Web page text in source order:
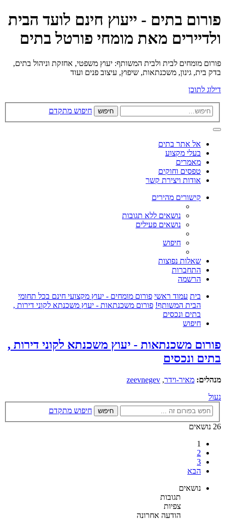
פורום בתים - ייעוץ חינם לועד הבית
ולדיירים מאת מומחי פורטל בתים
פורום מומחים לבית ולבית המשותף: יעוץ משפטי, אחזקת וניהול בתים,
בדק בית, גינון, משכנתאות, שיפוץ, עיצוב פנים ועוד
דילוג לתוכן
חיפוש חיפוש מתקדם
אל אתר בתים
בעלי מקצוע
מאמרים
טפסים וחוקים
אודות ויצירת קשר
קישורים מהירים
נושאים ללא תגובות
נושאים פעילים
חיפוש
שאלות נפוצות
התחברות
הרשמה
בית עמוד ראשי פורום מומחים - יעוץ מקצועי חינם בכל תחומי
הבית המשותף! פורום משכנתאות - יעוץ משכנתא לקוני דירות ,
בתים ונכסים
חיפוש
פורום משכנתאות - יעוץ משכנתא לקוני דירות ,
בתים ונכסים
מנהלים: מאיר-וידר,
zeevnegev
נעול
חיפוש
חיפוש מתקדם
26 נושאים
1
2
3
הבא
נושאים
תגובות
צפיות
הודעה אחרונה